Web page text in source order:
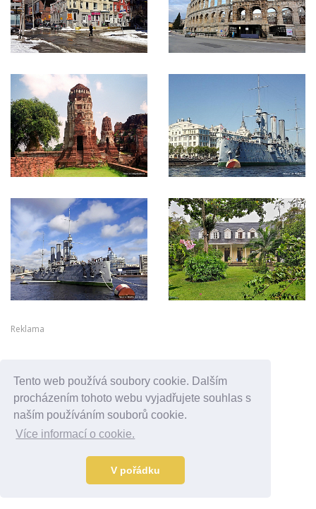
Tento web používá soubory cookie. Dalším
procházením tohoto webu vyjadřujete souhlas s
naším používáním souborů cookie.
Více informací o cookie.
V pořádku
Reklama